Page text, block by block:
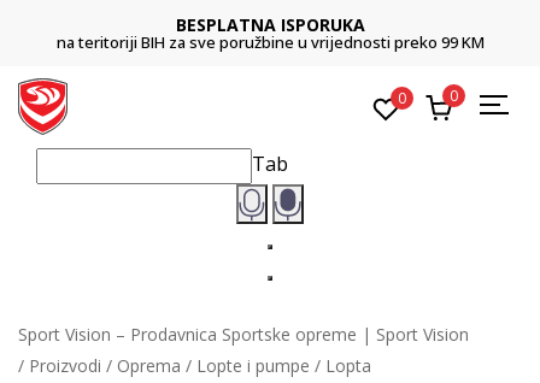
BESPLATNA ISPORUKA
na teritoriji BIH za sve poružbine u vrijednosti preko 99 KM
0 0
Tab
Sport Vision – Prodavnica Sportske opreme | Sport Vision
Proizvodi
Oprema Lopte i pumpe
Lopta